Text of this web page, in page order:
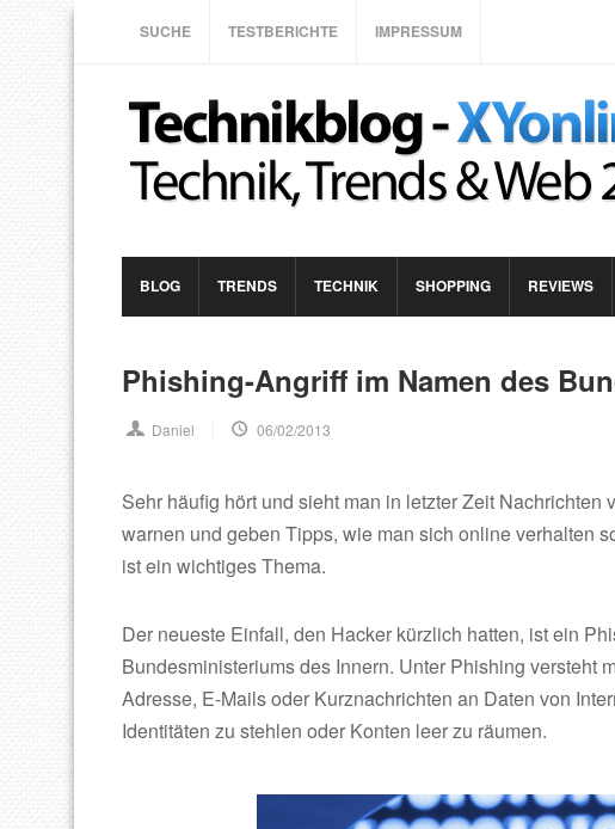
SUCHE TESTBERICHTE IMPRESSUM
BLOG TRENDS TECHNIK SHOPPING REVIEWS
Phishing-Angriff im Namen des
Daniel 06/02/2013
Sehr häufig hört und sieht man in letzter Zeit
warnen und geben Tipps, wie man sich online verhalten
ist ein wichtiges Thema.
Der neueste Einfall, den Hacker kürzlich hatten, ist ein
Bundesministeriums des Innern. Unter Phishing versteht
Adresse, E-Mails oder Kurznachrichten an Daten von
Identitäten zu stehlen oder Konten leer zu räumen.